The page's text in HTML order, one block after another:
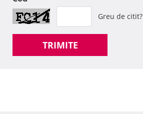
Greu de citit?
TRIMITE